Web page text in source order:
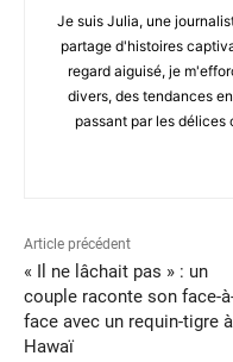
Je suis Julia, une
partage d'histoires
regard aiguisé, je
divers, des tendances
passant par les délices
Article précédent
« Il ne lâchait pas » : un
couple raconte son face-
face avec un requin-tigre à
Hawaï